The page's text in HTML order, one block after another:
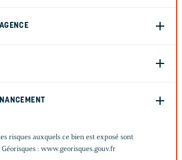
risques auxquels ce bien est exposé sont
: www.georisques.gouv.fr